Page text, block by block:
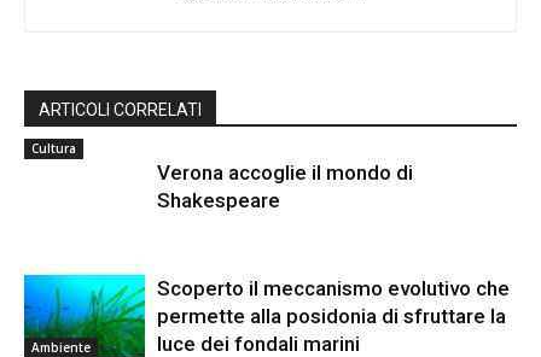
ARTICOLI CORRELATI
Cultura
Verona accoglie il mondo di
Shakespeare
Ambiente
Scoperto il meccanismo evolutivo che
permette alla posidonia di sfruttare la
luce dei fondali marini